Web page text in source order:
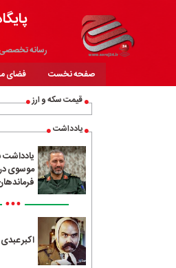
رسانه
صفحه نخست فضای
قیمت سکه و ارز
یادداشت
یادداشت
موسوی
•••
اکبر